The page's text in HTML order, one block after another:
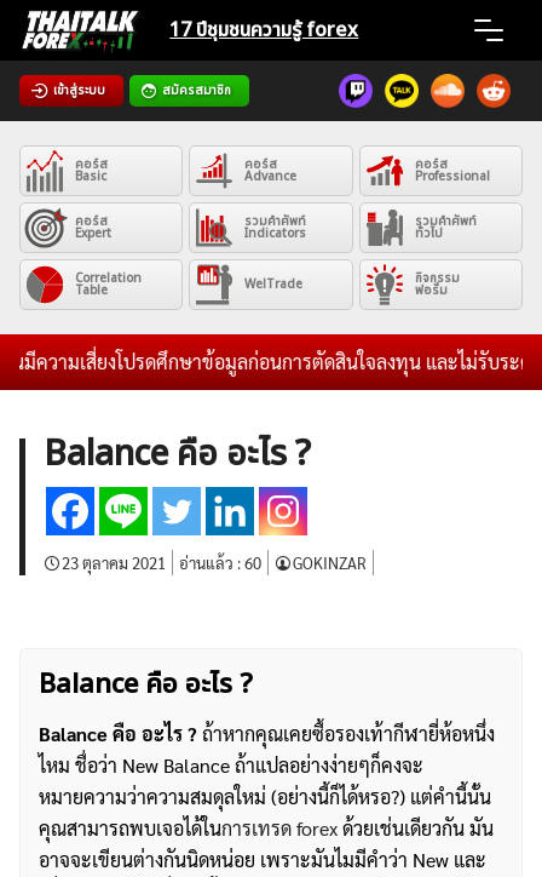
Skip
content
17 ปีชุมชนความรู้ forex
เข้าสู่ระบบ สมัครสมาชิก
Home
News
Articles
VPS Register
ค้นหา
สำหรับ:
คอร์ส
Basic
คอร์ส
Advance
คอร์ส
Professional
คอร์ส
Expert
รวมคำศัพท์
Indicators
รวมคำศัพท์
ทั่วไป
Correlation
Table WelTrade กิจกรรม
ฟอรั่ม
วามเสี่ยงโปรดศึกษาข้อมูลก่อนการตัดสินใจลงทุน และไม่รับระดมทุน
Balance คือ อะไร ?
23 ตุลาคม 2021 อ่านแล้ว :60 GOKINZAR
Balance คือ อะไร ?
Balance คือ อะไร ?ถ้าหากคุณเคยซื้อรองเท้ากีฬายี่ห้อหนึ่ง
ไหม ชื่อว่า New Balance ถ้าแปลอย่างง่ายๆก็คงจะ
หมายความว่าความสมดุลใหม่ (อย่างนี้ก็ได้หรอ?) แต่คำนี้นั้น
คุณสามารถพบเจอได้ในการเทรด forexด้วยเช่นเดียวกัน มัน
อาจจะเขียนต่างกันนิดหน่อย เพราะมันไมมีคำว่า New และ